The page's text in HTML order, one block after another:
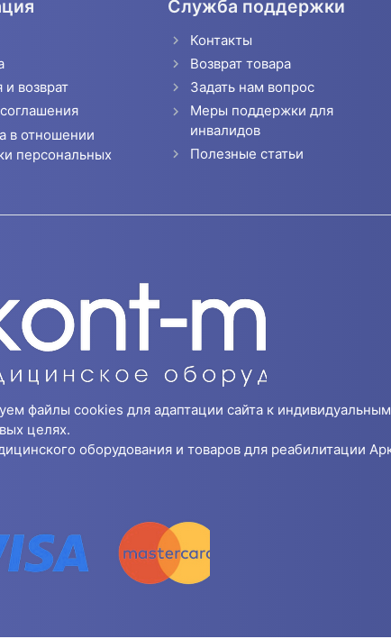
и возврат
в отношении
персональных
Служба поддержки
Контакты
Возврат товара
Задать нам вопрос
Меры поддержки для
инвалидов
Полезные статьи
файлы cookies для адаптации сайта к
целях.
оборудования и товаров для реабилитации